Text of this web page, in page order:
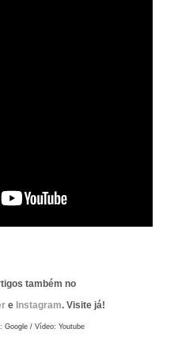
também no
e Instagram. Visite já!
Google / Vídeo: Youtube